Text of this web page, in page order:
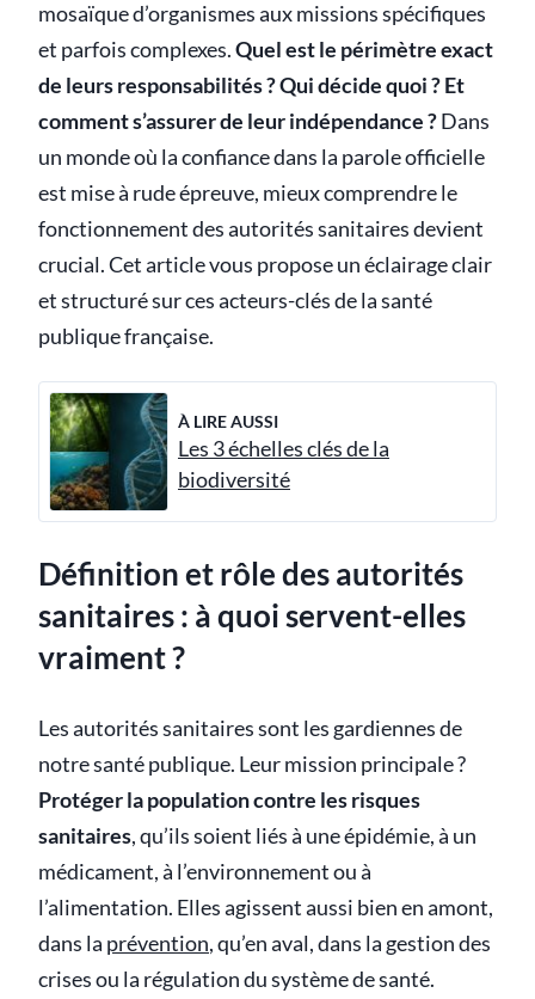
mosaïque d’organismes aux missions spécifiques
et parfois complexes.Quel est le périmètre exact
de leurs responsabilités ? Qui décide quoi ? Et
comment s’assurer de leur indépendance ?Dans
un monde où la confiance dans la parole officielle
est mise à rude épreuve, mieux comprendre le
fonctionnement des autorités sanitaires devient
crucial. Cet article vous propose un éclairage clair
et structuré sur ces acteurs-clés de la santé
publique française.
À LIRE AUSSI
Les 3 échelles clés de la
biodiversité
Définition et rôle des autorités
sanitaires : à quoi servent-elles
vraiment ?
Les autorités sanitaires sont les gardiennes de
notre santé publique. Leur mission principale ?
Protéger la population contre les risques
sanitaires, qu’ils soient liés à une épidémie, à un
médicament, à l’environnement ou à
l’alimentation. Elles agissent aussi bien en amont,
dans la prévention, qu’en aval, dans la gestion des
crises ou la régulation du système de santé.